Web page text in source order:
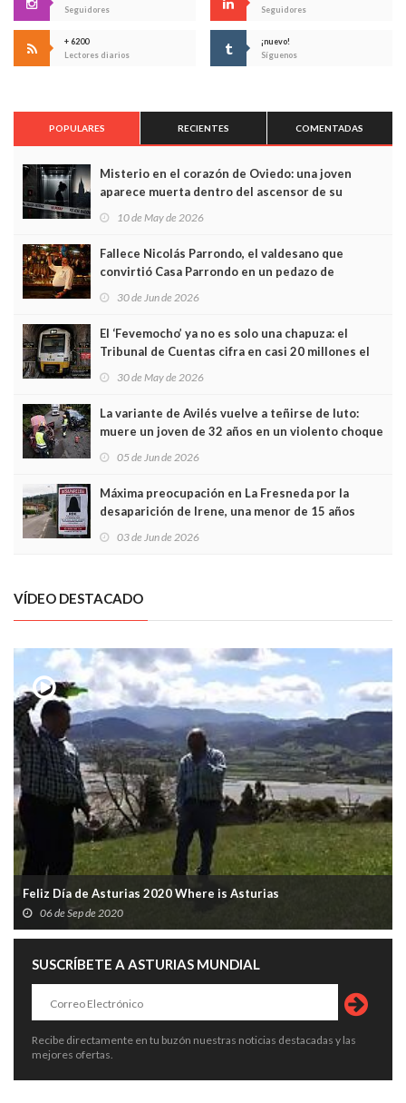
Seguidores
Seguidores
+ 6200
Lectores diarios
¡nuevo!
Síguenos
POPULARES RECIENTES COMENTADAS
Misterio en el corazón de Oviedo: una joven
aparece muerta dentro del ascensor de su
edificio y las cámaras captan sus últimos minutos
10 de May de 2026
Fallece Nicolás Parrondo, el valdesano que
convirtió Casa Parrondo en un pedazo de
Asturias en Madrid
30 de Jun de 2026
El ‘Fevemocho’ ya no es solo una chapuza: el
Tribunal de Cuentas cifra en casi 20 millones el
sobrecoste de los trenes que no cabían por los
30 de May de 2026
La variante de Avilés vuelve a teñirse de luto:
muere un joven de 32 años en un violento choque
frontal
05 de Jun de 2026
Máxima preocupación en La Fresneda por la
desaparición de Irene, una menor de 15 años
03 de Jun de 2026
VÍDEO DESTACADO
Feliz Día de Asturias 2020 Where is Asturias
06 de Sep de 2020
SUSCRÍBETE A ASTURIAS MUNDIAL
Recibe directamente en tu buzón nuestras noticias destacadas y las
mejores ofertas.